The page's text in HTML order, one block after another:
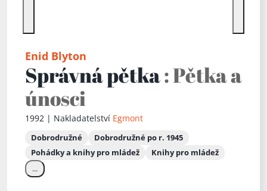
Enid Blyton
Správná pětka: Pětka a
únosci
1992 | Nakladatelství Egmont
Dobrodružné
Dobrodružné po r. 1945
Pohádky a knihy pro mládež
Knihy pro mládež
...